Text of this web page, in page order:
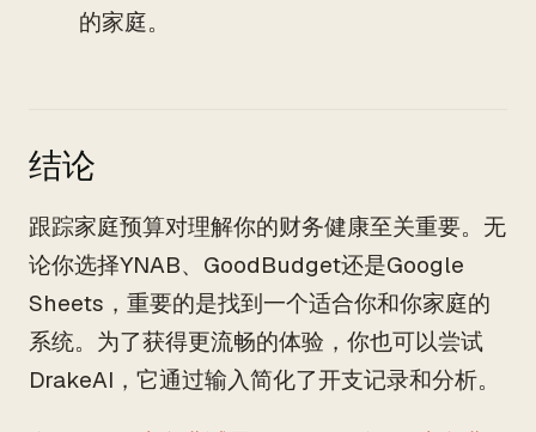
的家庭。
结论
跟踪家庭预算对理解你的财务健康至关重要。无
论你选择YNAB、GoodBudget还是Google
Sheets，重要的是找到一个适合你和你家庭的
系统。为了获得更流畅的体验，你也可以尝试
DrakeAI，它通过输入简化了开支记录和分析。